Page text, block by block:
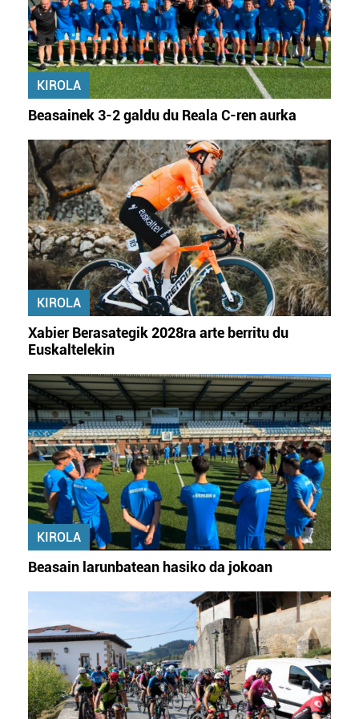
Lortu zure datu pertsonalak prozesatzeko moduari
buruzko informazio gehiago eta ezarri zure lehentasunak
datuen atalean. Edozein unetan alda edo ken dezakezu
zure baimena Cookieen adierazpenean.
fitxategiak erabiltzen ditu. Zure esperientzia eta
zerbitzuak hobetzeko asmoz, cookie teknologiaz
baliatzen gara. Ohar hau onartuz gero, teknologia hori
erabiltzeko baimen esplizitua ematen diguzu.Gehiago
irakurri
KIROLA
Beasainek 3-2 galdu du Reala C-ren aurka
KIROLA
Xabier Berasategik 2028ra arte berritu du
Euskaltelekin
KIROLA
Beasain larunbatean hasiko da jokoan